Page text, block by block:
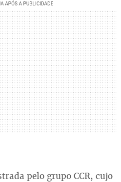
pelo grupo CCR, cujo